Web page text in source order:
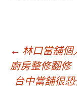
文
章
← 林口當舖個
廚房整修翻修
台中當舖很